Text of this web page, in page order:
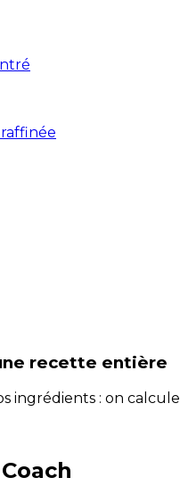
recette entière
ingrédients : on